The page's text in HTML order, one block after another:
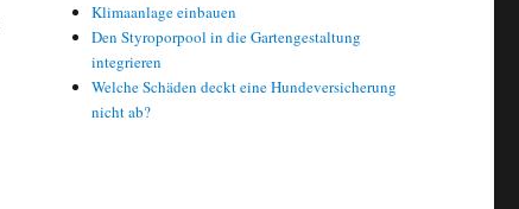
Klimaanlage einbauen
Den Styroporpool in die Gartengestaltung
integrieren
Welche Schäden deckt eine Hundeversicherung
nicht ab?